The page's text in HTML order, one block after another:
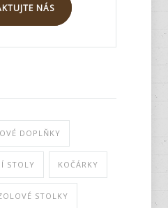
NÁS
DOPLŇKY
STOLY KOČÁRKY
STOLKY